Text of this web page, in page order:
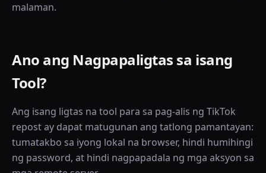
malaman.
Ano ang Nagpapaligtas sa isang
Tool?
Ang isang ligtas na tool para sa pag-alis ng TikTok
repost ay dapat matugunan ang tatlong pamantayan:
tumatakbo sa iyong lokal na browser, hindi humihingi
ng password, at hindi nagpapadala ng mga aksyon sa